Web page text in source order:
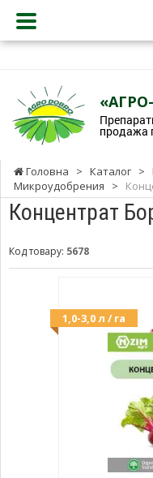
продажа
Головна > Каталог >
Микроудобрения
>
Концентрат
Код товару: 5678
1,0-3,0 л / га